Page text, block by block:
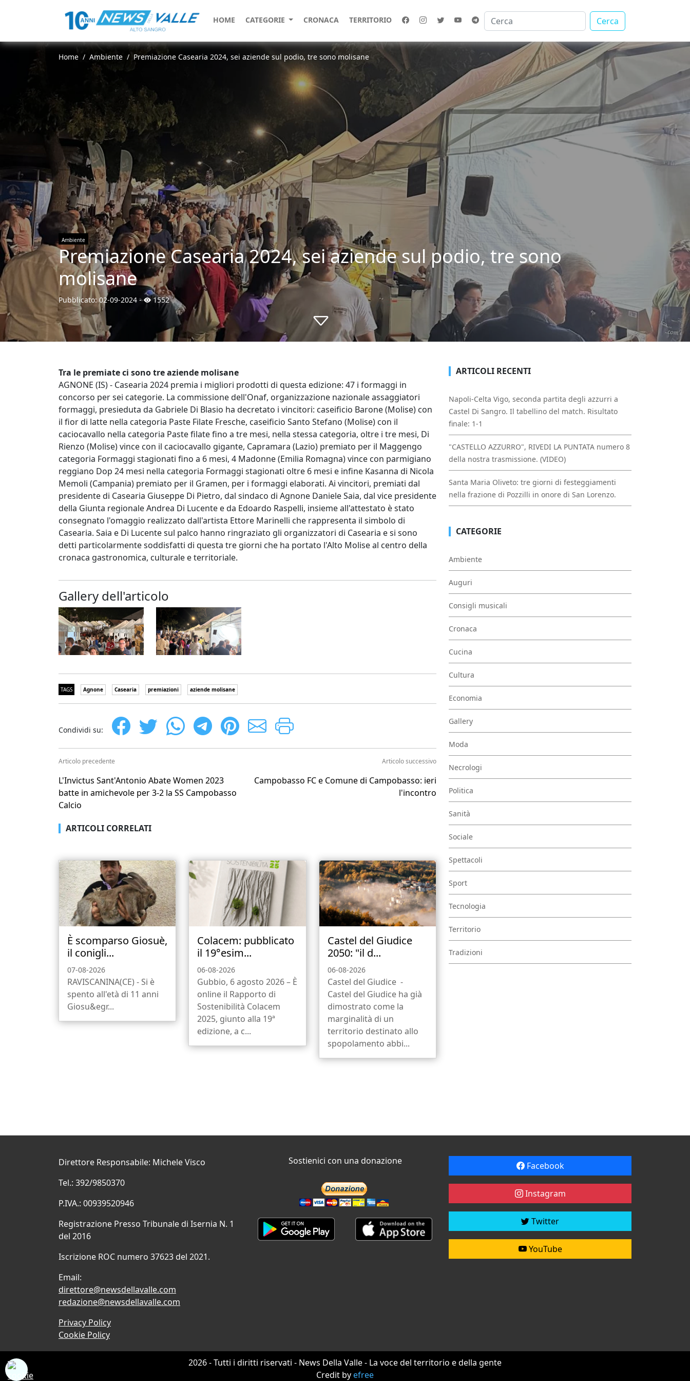
HOME CATEGORIE CRONACA TERRITORIO Cerca
Home Ambiente Premiazione Casearia 2024, sei aziende sul podio, tre sono molisane
Ambiente
Premiazione Casearia 2024, sei aziende sul podio, tre sono
molisane
Pubblicato:02-09-2024 - 1552
Tra le premiate ci sono tre aziende molisane
AGNONE (IS) - Casearia 2024 premia i migliori prodotti di questa edizione: 47 i formaggi in
concorso per sei categorie. La commissione dell'Onaf, organizzazione nazionale assaggiatori
formaggi, presieduta da Gabriele Di Blasio ha decretato i vincitori: caseificio Barone (Molise) con
il fior di latte nella categoria Paste Filate Fresche, caseificio Santo Stefano (Molise) con il
caciocavallo nella categoria Paste filate fino a tre mesi, nella stessa categoria, oltre i tre mesi, Di
Rienzo (Molise) vince con il caciocavallo gigante, Capramara (Lazio) premiato per il Maggengo
categoria Formaggi stagionati fino a 6 mesi, 4 Madonne (Emilia Romagna) vince con parmigiano
reggiano Dop 24 mesi nella categoria Formaggi stagionati oltre 6 mesi e infine Kasanna di Nicola
Memoli (Campania) premiato per il Gramen, per i formaggi elaborati. Ai vincitori, premiati dal
presidente di Casearia Giuseppe Di Pietro, dal sindaco di Agnone Daniele Saia, dal vice presidente
della Giunta regionale Andrea Di Lucente e da Edoardo Raspelli, insieme all'attestato è stato
consegnato l'omaggio realizzato dall'artista Ettore Marinelli che rappresenta il simbolo di
Casearia. Saia e Di Lucente sul palco hanno ringraziato gli organizzatori di Casearia e si sono
detti particolarmente soddisfatti di questa tre giorni che ha portato l'Alto Molise al centro della
cronaca gastronomica, culturale e territoriale.
Gallery dell'articolo
TAGS Agnone Casearia premiazioni aziende molisane
Condividi su:
Articolo precedente
L'Invictus Sant'Antonio Abate Women 2023
batte in amichevole per 3-2 la SS Campobasso
Calcio
Articolo successivo
Campobasso FC e Comune di Campobasso: ieri
l'incontro
ARTICOLI CORRELATI
È scomparso Giosuè,
il conigli...
07-08-2026
RAVISCANINA(CE) - Si è
spento all'età di 11 anni
Giosu&egr...
Colacem: pubblicato
il 19°esim...
06-08-2026
Gubbio, 6 agosto 2026 – È
online il Rapporto di
Sostenibilità Colacem
2025, giunto alla 19ª
edizione, a c...
Castel del Giudice
2050: "il d...
06-08-2026
Castel del Giudice -
Castel del Giudice ha già
dimostrato come la
marginalità di un
territorio destinato allo
spopolamento abbi...
ARTICOLI RECENTI
Napoli-Celta Vigo, seconda partita degli azzurri a
Castel Di Sangro. Il tabellino del match. Risultato
finale: 1-1
"CASTELLO AZZURRO", RIVEDI LA PUNTATA numero 8
della nostra trasmissione. (VIDEO)
Santa Maria Oliveto: tre giorni di festeggiamenti
nella frazione di Pozzilli in onore di San Lorenzo.
CATEGORIE
Ambiente
Auguri
Consigli musicali
Cronaca
Cucina
Cultura
Economia
Gallery
Moda
Necrologi
Politica
Sanità
Sociale
Spettacoli
Sport
Tecnologia
Territorio
Tradizioni
Direttore Responsabile: Michele Visco
Tel.: 392/9850370
P.IVA.: 00939520946
Registrazione Presso Tribunale di Isernia N. 1
del 2016
Iscrizione ROC numero 37623 del 2021.
Email:
direttore@newsdellavalle.com
redazione@newsdellavalle.com
Privacy Policy
Cookie Policy
Sostienici con una donazione Facebook
Instagram
Twitter
YouTube
2026 - Tutti i diritti riservati - News Della Valle - La voce del territorio e della gente
Credit byefree